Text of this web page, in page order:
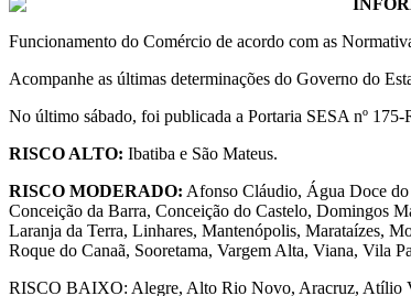
Funcionamento do Comércio de acordo com as
Acompanhe as últimas determinações do Governo do
No último sábado, foi publicada a Portaria SESA nº
RISCO ALTO: Ibatiba e São Mateus.
RISCO MODERADO: Afonso Cláudio, Água Doce
Conceição da Barra, Conceição do Castelo, Domingos
Laranja da Terra, Linhares, Mantenópolis, Marataízes,
Roque do Canaã, Sooretama, Vargem Alta, Viana, Vila
RISCO BAIXO: Alegre, Alto Rio Novo, Aracruz, Atílio